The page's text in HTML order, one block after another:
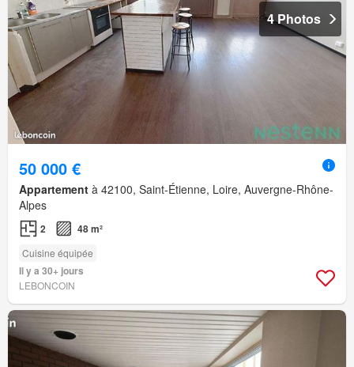
4 Photos
50 000 €
Appartement à 42100, Saint-Étienne, Loire, Auvergne-Rhône-
Alpes
2 48 m²
Cuisine équipée
Il y a 30+ jours
LEBONCOIN